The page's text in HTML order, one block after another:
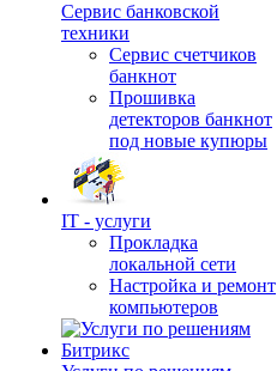
Сервис банковской
техники
Сервис счетчиков
банкнот
Прошивка
детекторов банкнот
под новые купюры
IT - услуги
Прокладка
локальной сети
Настройка и ремонт
компьютеров